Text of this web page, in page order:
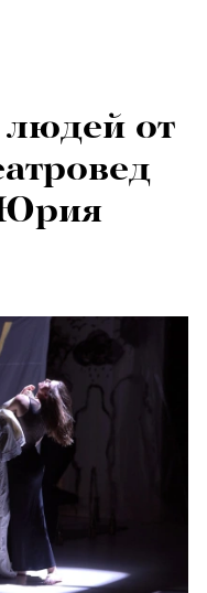
от